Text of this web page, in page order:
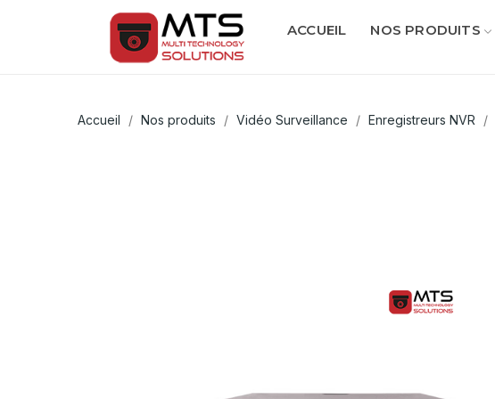
ACCUEIL NOS PRODUITS
Accueil Nos produits Vidéo Surveillance Enregistreurs NVR